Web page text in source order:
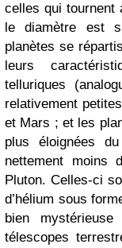
celles qui tournent
le diamètre est
planètes se
leurs
telluriques
relativement
et Mars ; et les
plus éloignées
nettement moins
Pluton. Celles-ci
d’hélium sous
bien
télescopes